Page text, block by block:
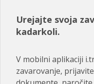
Urejajte svoja
kadarkoli.
V mobilni aplikaciji
zavarovanje,